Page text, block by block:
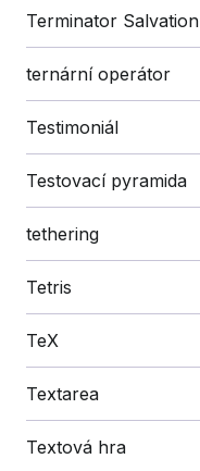
Terminator Salvation
ternární operátor
Testimoniál
Testovací pyramida
tethering
Tetris
TeX
Textarea
Textová hra